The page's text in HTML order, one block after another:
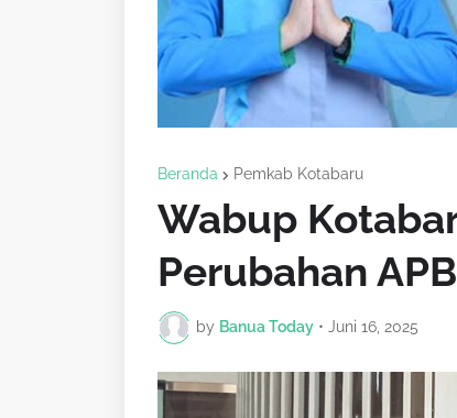
Beranda Pemkab Kotabaru
Wabup
Perubahan
by Banua Today • Juni 16, 2025